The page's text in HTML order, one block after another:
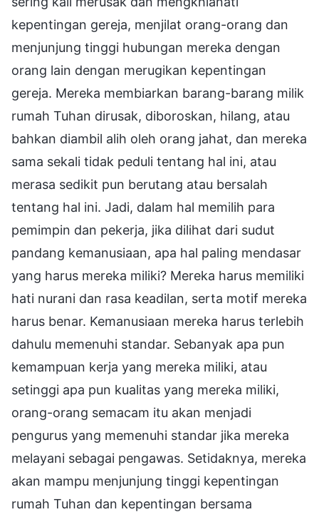
kepentingan gereja, menjilat orang-orang dan
menjunjung tinggi hubungan mereka dengan
orang lain dengan merugikan kepentingan
gereja. Mereka membiarkan barang-barang milik
rumah Tuhan dirusak, diboroskan, hilang, atau
bahkan diambil alih oleh orang jahat, dan mereka
sama sekali tidak peduli tentang hal ini, atau
merasa sedikit pun berutang atau bersalah
tentang hal ini. Jadi, dalam hal memilih para
pemimpin dan pekerja, jika dilihat dari sudut
pandang kemanusiaan, apa hal paling mendasar
yang harus mereka miliki? Mereka harus memiliki
hati nurani dan rasa keadilan, serta motif mereka
harus benar. Kemanusiaan mereka harus terlebih
dahulu memenuhi standar. Sebanyak apa pun
kemampuan kerja yang mereka miliki, atau
setinggi apa pun kualitas yang mereka miliki,
orang-orang semacam itu akan menjadi
pengurus yang memenuhi standar jika mereka
melayani sebagai pengawas. Setidaknya, mereka
akan mampu menjunjung tinggi kepentingan
rumah Tuhan dan kepentingan bersama